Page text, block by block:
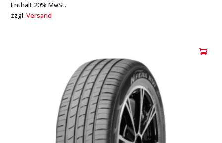
Enthält 20% MwSt.
zzgl.Versand